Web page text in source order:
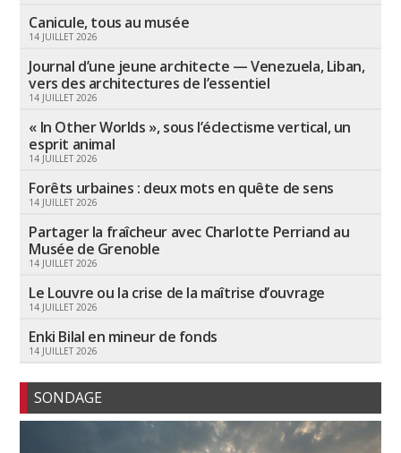
Canicule, tous au musée
14 JUILLET 2026
Journal d’une jeune architecte — Venezuela, Liban,
vers des architectures de l’essentiel
14 JUILLET 2026
« In Other Worlds », sous l’éclectisme vertical, un
esprit animal
14 JUILLET 2026
Forêts urbaines : deux mots en quête de sens
14 JUILLET 2026
Partager la fraîcheur avec Charlotte Perriand au
Musée de Grenoble
14 JUILLET 2026
Le Louvre ou la crise de la maîtrise d’ouvrage
14 JUILLET 2026
Enki Bilal en mineur de fonds
14 JUILLET 2026
SONDAGE